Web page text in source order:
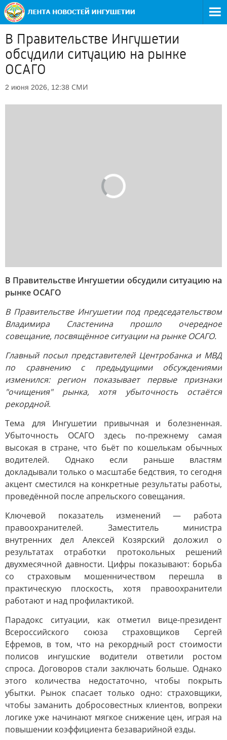
В Правительстве Ингушетии
обсудили ситуацию на рынке
ОСАГО
2 июня 2026, 12:38 СМИ
В Правительстве Ингушетии обсудили ситуацию на
рынке ОСАГО
В Правительстве Ингушетии под председательством
Владимира Сластенина прошло очередное
совещание, посвящённое ситуации на рынке ОСАГО.
Главный посыл представителей Центробанка и МВД
по сравнению с предыдущими обсуждениями
изменился: регион показывает первые признаки
"очищения" рынка, хотя убыточность остаётся
рекордной.
Тема для Ингушетии привычная и болезненная.
Убыточность ОСАГО здесь по-прежнему самая
высокая в стране, что бьёт по кошелькам обычных
водителей. Однако если раньше властям
докладывали только о масштабе бедствия, то сегодня
акцент сместился на конкретные результаты работы,
проведённой после апрельского совещания.
Ключевой показатель изменений — работа
правоохранителей. Заместитель министра
внутренних дел Алексей Козярский доложил о
результатах отработки протокольных решений
двухмесячной давности. Цифры показывают: борьба
со страховым мошенничеством перешла в
практическую плоскость, хотя правоохранители
работают и над профилактикой.
Парадокс ситуации, как отметил вице-президент
Всероссийского союза страховщиков Сергей
Ефремов, в том, что на рекордный рост стоимости
полисов ингушские водители ответили ростом
спроса. Договоров стали заключать больше. Однако
этого количества недостаточно, чтобы покрыть
убытки. Рынок спасает только одно: страховщики,
чтобы заманить добросовестных клиентов, вопреки
логике уже начинают мягкое снижение цен, играя на
повышении коэффициента безаварийной езды.